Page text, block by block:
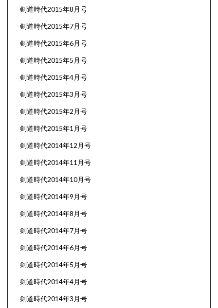
剣道時代2015年8月号
剣道時代2015年7月号
剣道時代2015年6月号
剣道時代2015年5月号
剣道時代2015年4月号
剣道時代2015年3月号
剣道時代2015年2月号
剣道時代2015年1月号
剣道時代2014年12月号
剣道時代2014年11月号
剣道時代2014年10月号
剣道時代2014年9月号
剣道時代2014年8月号
剣道時代2014年7月号
剣道時代2014年6月号
剣道時代2014年5月号
剣道時代2014年4月号
剣道時代2014年3月号